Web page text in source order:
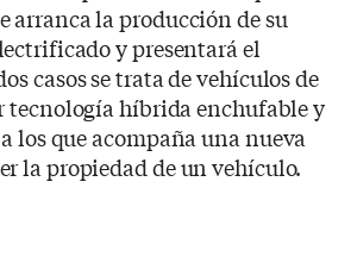
arranca la producción de su
y presentará el
casos se trata de vehículos de
tecnología híbrida enchufable y
los que acompaña una nueva
la propiedad de un vehículo.